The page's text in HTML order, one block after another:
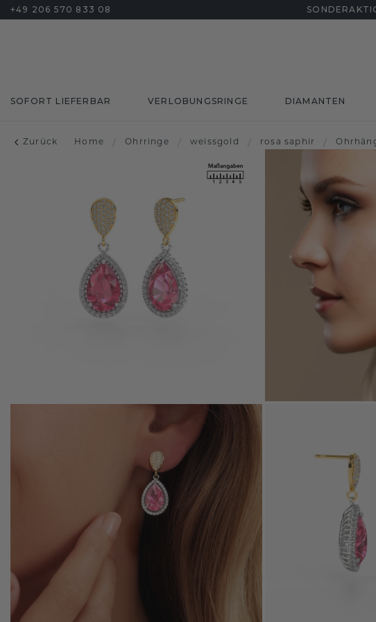
+49 206 570 833 08
SOFORT LIEFERBAR VERLOBUNGSRINGE DIAMANTEN
Zurück Home / Ohrringe / weissgold / rosa saphir /